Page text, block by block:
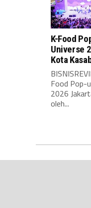
K-Food
Universe
Kota
Food Pop-
2026
oleh...